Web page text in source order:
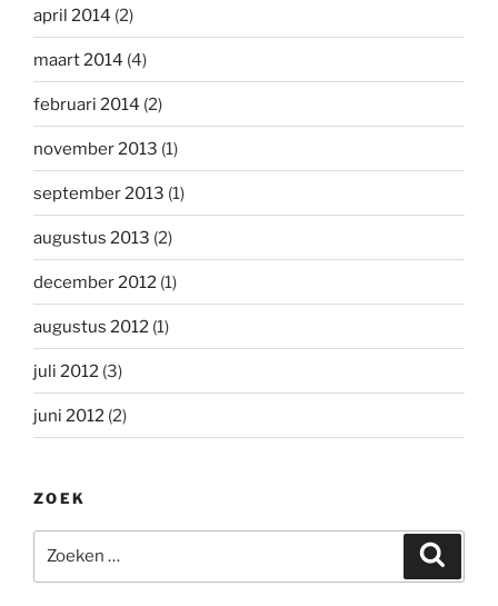
april 2014 (2)
maart 2014 (4)
februari 2014 (2)
november 2013 (1)
september 2013 (1)
augustus 2013 (2)
december 2012 (1)
augustus 2012 (1)
juli 2012 (3)
juni 2012 (2)
ZOEK
naar: